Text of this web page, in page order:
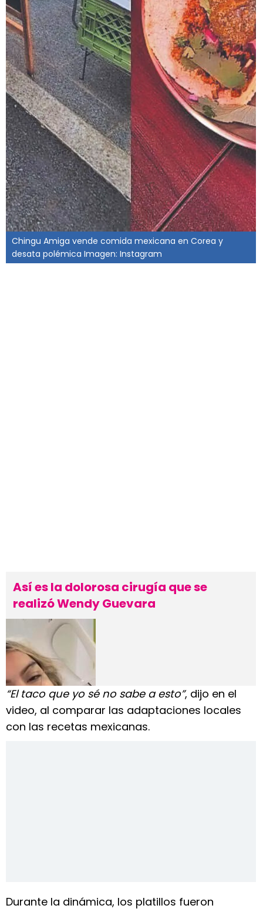
Chingu Amiga vende comida mexicana en Corea y
desata polémica Imagen: Instagram
Así es la dolorosa cirugía que se
realizó Wendy Guevara
“El taco que yo sé no sabe a esto”, dijo en el
video, al comparar las adaptaciones locales
con las recetas mexicanas.
Durante la dinámica, los platillos fueron